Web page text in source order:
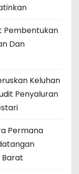
Pembentukan
Dan
Keluhan
Penyaluran
Permana
Barat